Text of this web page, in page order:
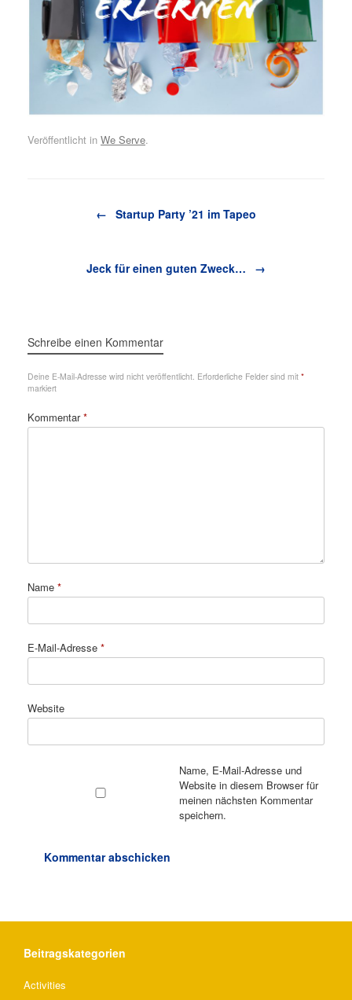
Veröffentlicht in We Serve.
← Startup Party ’21 im Tapeo
Jeck für einen guten Zweck… →
Schreibe einen Kommentar
Deine E-Mail-Adresse wird nicht veröffentlicht. Erforderliche Felder sind mit *
markiert
Kommentar*
Name *
E-Mail-Adresse *
Website
Name, E-Mail-Adresse und
Website in diesem Browser für
meinen nächsten Kommentar
speichern.
Beitragskategorien
Activities